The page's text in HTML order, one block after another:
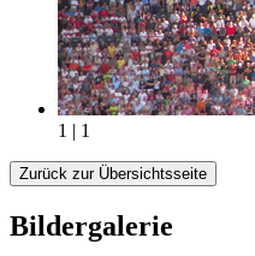
1 | 1
Zurück zur Übersichtsseite
Bildergalerie